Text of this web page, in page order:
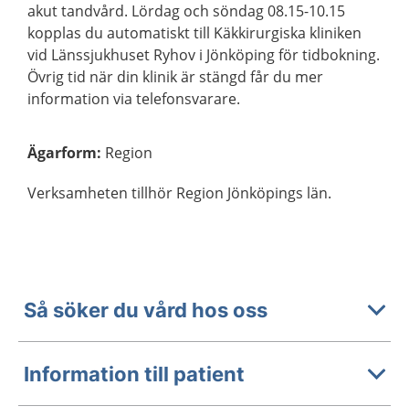
akut tandvård. Lördag och söndag 08.15-10.15
kopplas du automatiskt till Käkkirurgiska kliniken
vid Länssjukhuset Ryhov i Jönköping för tidbokning.
Övrig tid när din klinik är stängd får du mer
information via telefonsvarare.
Ägarform: Region
Verksamheten tillhör Region Jönköpings län.
Så söker du vård hos oss
Information till patient